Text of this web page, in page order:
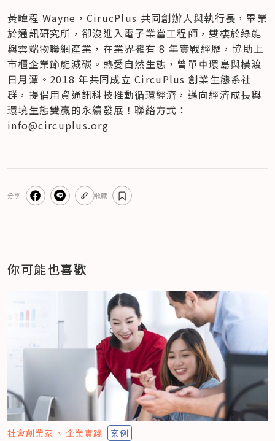
黃暐程 Wayne，CirucPlus 共同創辦人與執行長，畢業
於通訊研究所，卻沒進入電子業當工程師，雙棲於綠能
與雲端物聯網產業，在業界擁有 8 年實戰經歷，協助上
市櫃企業節能減碳。熱愛自然生態，曾單⾞環島與橫渡
⽇⽉潭。2018 年共同成立 CircuPlus 創業生態系社
群，提倡用資通訊科技推動循環經濟，邁向經濟成長與
環境生態雙贏的永續發展！聯絡方式：
info@circuplus.org
分享 收藏
你可能也喜歡
社會創業家 企業實踐 案例